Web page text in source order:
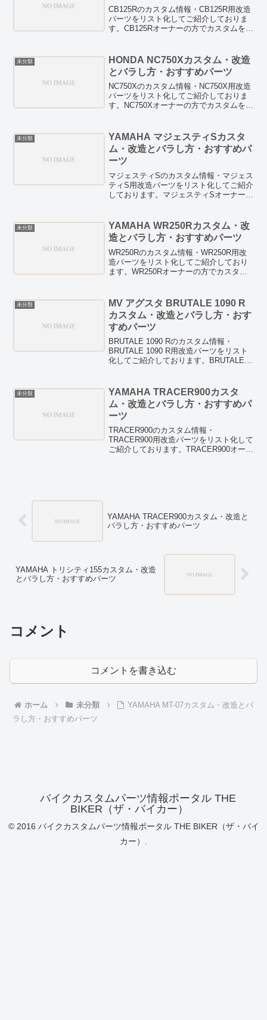
CB125Rのカスタム情報・CB125R用改造
パーツをリスト化してご紹介しておりま
す。CB125Rオーナーの方でカスタムを検
しています。また、燃費向上テクニック
や燃費向上グッズの検証記事などもあり
ますので、ぜひチェックしてみてくださ
い。
未分類
HONDA NC750Xカスタム・改造
とバラし方・おすすめパーツ
NC750Xのカスタム情報・NC750X用改造
パーツをリスト化してご紹介しておりま
す。NC750Xオーナーの方でカスタムを検
しています。また、燃費向上テクニック
や燃費向上グッズの検証記事などもあり
ますので、ぜひチェックしてみてくださ
い。
未分類
YAMAHA マジェスティSカスタ
ム・改造とバラし方・おすすめパ
ーツ
マジェスティSのカスタム情報・マジェス
ティS用改造パーツをリスト化してご紹介
しております。マジェスティSオーナーの
ーツも紹介しています。また、燃費向上
テクニックや燃費向上グッズの検証記事
などもありますので、ぜひチェックして
みてください。
未分類
YAMAHA WR250Rカスタム・改
造とバラし方・おすすめパーツ
WR250Rのカスタム情報・WR250R用改
造パーツをリスト化してご紹介しており
ます。WR250Rオーナーの方でカスタム
しています。また、燃費向上テクニック
や燃費向上グッズの検証記事などもあり
ますので、ぜひチェックしてみてくださ
い。
未分類
MV アグスタ BRUTALE 1090 R
カスタム・改造とバラし方・おす
すめパーツ
BRUTALE 1090 Rのカスタム情報・
BRUTALE 1090 R用改造パーツをリスト
化してご紹介しております。BRUTALE
のドレスアップパーツも紹介していま
す。また、燃費向上テクニックや燃費向
上グッズの検証記事などもありますの
で、ぜひチェックしてみてください。
未分類
YAMAHA TRACER900カスタ
ム・改造とバラし方・おすすめパ
ーツ
TRACER900のカスタム情報・
TRACER900用改造パーツをリスト化して
ご紹介しております。TRACER900オーナ
YAMAHA TRACER900カスタム・改造と
バラし方・おすすめパーツ
YAMAHA トリシティ155カスタム・改造
とバラし方・おすすめパーツ
コメント
コメントを書き込む
ホーム 未分類
YAMAHA MT-07カスタム・改造とバ
ラし方・おすすめパーツ
バイクカスタムパーツ情報ポータル THE
BIKER（ザ・バイカー）
© 2016 バイクカスタムパーツ情報ポータル THE BIKER（ザ・バイ
カー）.